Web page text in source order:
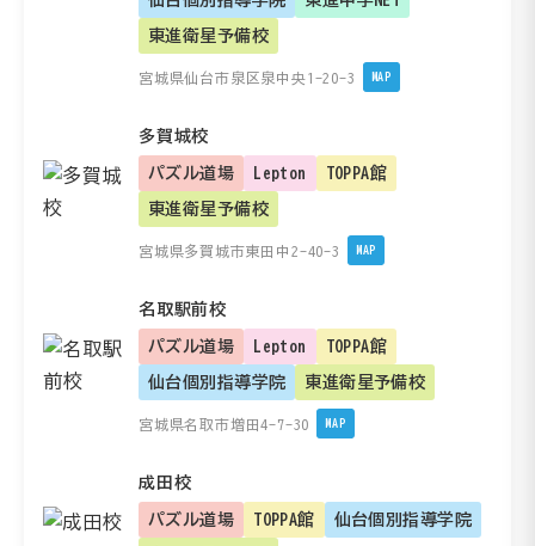
東進衛星予備校
宮城県仙台市泉区泉中央1-20-3 MAP
多賀城校
パズル道場 Lepton TOPPA館
東進衛星予備校
宮城県多賀城市東田中2-40-3 MAP
名取駅前校
パズル道場 Lepton TOPPA館
仙台個別指導学院 東進衛星予備校
宮城県名取市増田4-7-30 MAP
成田校
パズル道場 TOPPA館 仙台個別指導学院